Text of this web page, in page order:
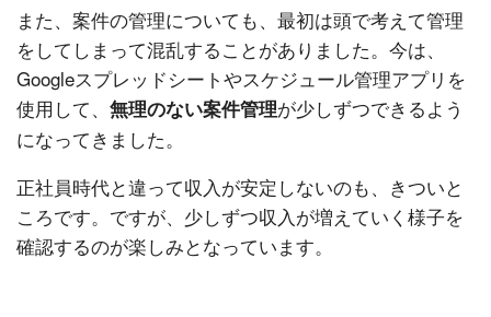
また、案件の管理についても、最初は頭で考えて管理
をしてしまって混乱することがありました。今は、
Googleスプレッドシートやスケジュール管理アプリを
使用して、 無理のない案件管理が少しずつできるよう
になってきました。
正社員時代と違って収入が安定しないのも、きついと
ころです。ですが、少しずつ収入が増えていく様子を
確認するのが楽しみとなっています。